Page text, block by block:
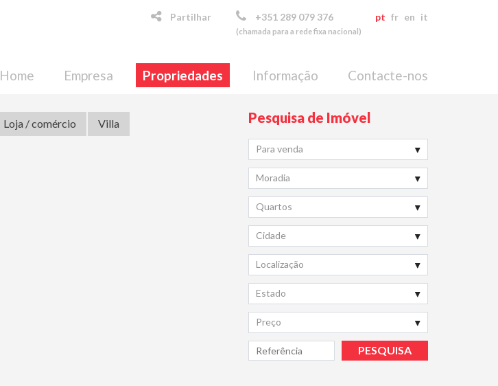
Partilhar +351 289 079 376
(chamada para a rede fixa nacional)
pt fr en it
Home Empresa Propriedades Informação Contacte-nos
Loja / comércio
Villa
Pesquisa de Imóvel
Para venda
Moradia
Quartos
Cidade
Localização
Estado
Preço